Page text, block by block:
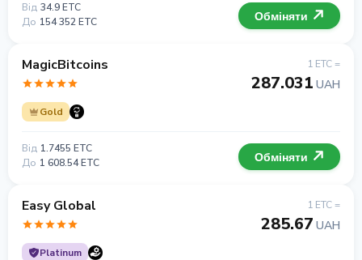
Від 34.9 ETC
До 154 352 ETC Обміняти
MagicBitcoins
Gold
1 ETC =
287.031 UAH
Від 1.7455 ETC
До 1 608.54 ETC Обміняти
Easy Global
Platinum
1 ETC =
285.67 UAH